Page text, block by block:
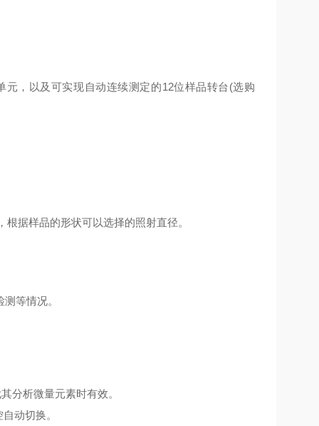
，以及可实现自动连续测定的12位样品转台(选购
据样品的形状可以选择的照射直径。
等情况。
分析微量元素时有效。
动切换。